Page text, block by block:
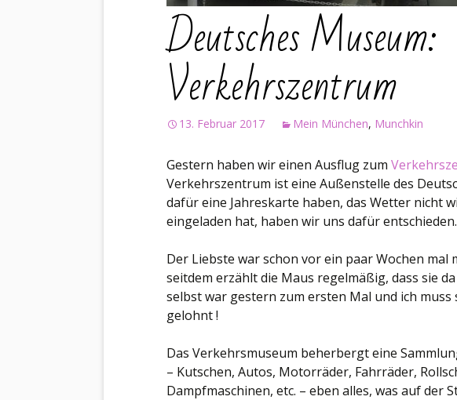
Deutsches Museum:
Verkehrszentrum
13. Februar 2017 Mein München, Munchkin
Gestern haben wir einen Ausflug zum
Verkehrszentrum ist eine Außenstelle des
dafür eine Jahreskarte haben, das Wetter nicht
eingeladen hat, haben wir uns dafür entschieden.
Der Liebste war schon vor ein paar Wochen
seitdem erzählt die Maus regelmäßig, dass sie
selbst war gestern zum ersten Mal und ich muss
gelohnt !
Das Verkehrsmuseum beherbergt eine
– Kutschen, Autos, Motorräder, Fahrräder,
Dampfmaschinen, etc. – eben alles, was auf der